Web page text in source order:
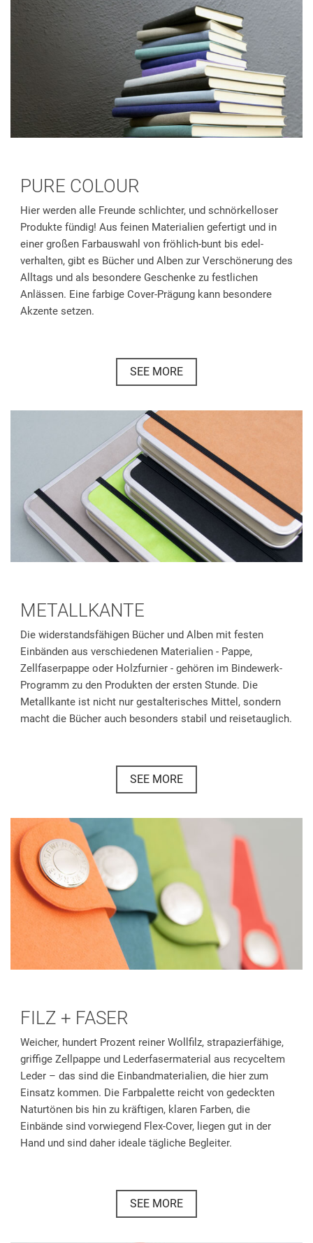
PURE COLOUR
Hier werden alle Freunde schlichter, und schnörkelloser
Produkte fündig! Aus feinen Materialien gefertigt und in
einer großen Farbauswahl von fröhlich-bunt bis edel-
verhalten, gibt es Bücher und Alben zur Verschönerung des
Alltags und als besondere Geschenke zu festlichen
Anlässen. Eine farbige Cover-Prägung kann besondere
Akzente setzen.
SEE MORE
METALLKANTE
Die widerstandsfähigen Bücher und Alben mit festen
Einbänden aus verschiedenen Materialien - Pappe,
Zellfaserpappe oder Holzfurnier - gehören im Bindewerk-
Programm zu den Produkten der ersten Stunde. Die
Metallkante ist nicht nur gestalterisches Mittel, sondern
macht die Bücher auch besonders stabil und reisetauglich.
SEE MORE
FILZ + FASER
Weicher, hundert Prozent reiner Wollfilz, strapazierfähige,
griffige Zellpappe und Lederfasermaterial aus recyceltem
Leder – das sind die Einbandmaterialien, die hier zum
Einsatz kommen. Die Farbpalette reicht von gedeckten
Naturtönen bis hin zu kräftigen, klaren Farben, die
Einbände sind vorwiegend Flex-Cover, liegen gut in der
Hand und sind daher ideale tägliche Begleiter.
SEE MORE